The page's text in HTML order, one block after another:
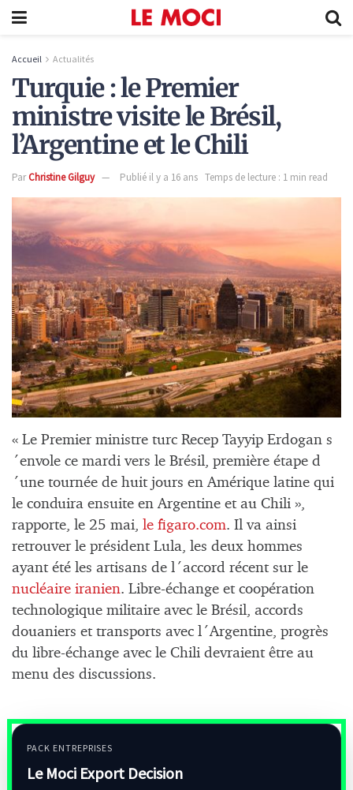
Accueil Actualités
Turquie : le Premier
ministre visite le Brésil,
l’Argentine et le Chili
ParChristine Gilguy Publié il y a 16 ans Temps de lecture : 1 min read
« Le Premier ministre turc Recep Tayyip Erdogan s
´envole ce mardi vers le Brésil, première étape d
´une tournée de huit jours en Amérique latine qui
le conduira ensuite en Argentine et au Chili »,
rapporte, le 25 mai, le figaro.com. Il va ainsi
retrouver le président Lula, les deux hommes
ayant été les artisans de l´accord récent sur le
nucléaire iranien. Libre-échange et coopération
technologique militaire avec le Brésil, accords
douaniers et transports avec l´Argentine, progrès
du libre-échange avec le Chili devraient être au
menu des discussions.
PACK ENTREPRISES
Le Moci Export Decision